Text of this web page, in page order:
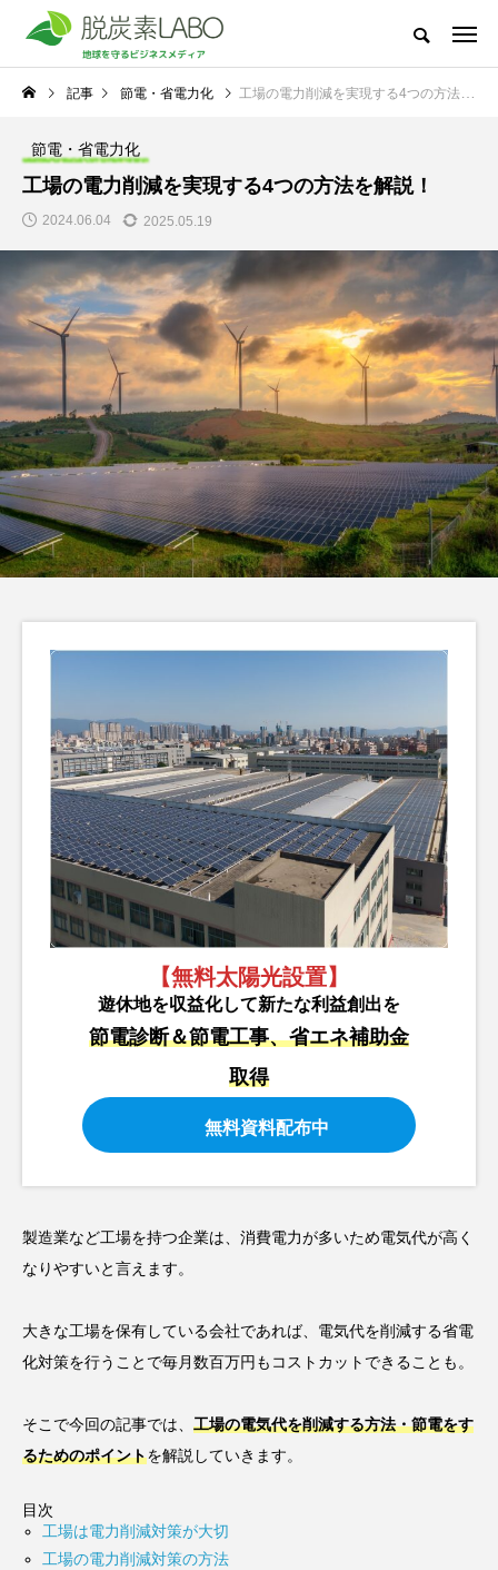
地球を守るビジネスメディア
脱炭素LABOとは 太陽光発電 節電・省電力化 脱炭素・再エ
新着記事 NEW POST
冬場の電気代高騰に備
えて―中小企業が今か
ら検討すべき太陽光発
電の導入
脱炭素
LABO編
集部
2025.11.18
地球温暖化で私たちの
生活はどう変わる？太
陽光発電で始める身近
な環境対策
脱炭素
LABO
集部
2025.11.04
タグリスト
カーボンニュートラル 企業事例
再生エネルギー 太陽光発電 省エネ
省電力化 経費削減 脱炭素 補助金
電力削減
記事 節電・省電力化 工場の電力削減を実現する4つの方法を解説！
節電・省電力化
工場の電力削減を実現する4つの方法を解説！
2024.06.04 2025.05.19
【無料太陽光設置】
遊休地を収益化して新たな利益創出を
節電診断＆節電工事、省エネ補助金
取得
無料資料配布中
製造業など工場を持つ企業は、消費電力が多いため電気代が高く
なりやすいと言えます。
大きな工場を保有している会社であれば、電気代を削減する省電
化対策を行うことで毎月数百万円もコストカットできることも。
そこで今回の記事では、 工場の電気代を削減する方法・節電をす
るためのポイントを解説していきます。
目次
工場は電力削減対策が大切
工場の電力削減対策の方法